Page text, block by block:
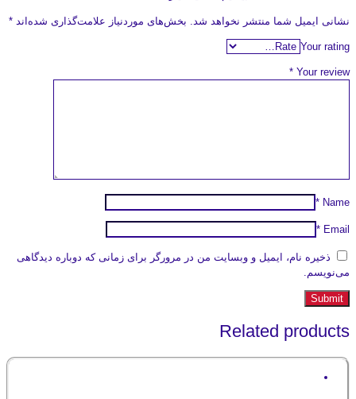
نشانی ایمیل شما منتشر نخواهد شد. بخش‌های موردنیاز علامت‌گذاری شده‌اند *
Your rating
Your review
*
Name
*
Email
*
ذخیره نام، ایمیل و وبسایت من در مرورگر برای زمانی که دوباره دیدگاهی
می‌نویسم.
Related products